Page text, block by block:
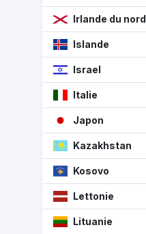
Irlande du nord
Islande
Israel
Italie
Japon
Kazakhstan
Kosovo
Lettonie
Lituanie